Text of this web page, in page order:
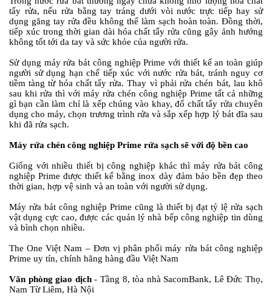
tẩy rửa, nếu rửa bằng tay tráng dưới vòi nước trực tiếp hay sử
dụng găng tay rửa đều không thể làm sạch hoàn toàn. Đồng thời,
tiếp xúc trong thời gian dài hóa chất tẩy rửa cũng gây ảnh hưởng
không tốt tới da tay và sức khỏe của người rửa.
Sử dụng máy rửa bát công nghiệp Prime với thiết kế an toàn giúp
người sử dụng hạn chế tiếp xúc với nước rửa bát, tránh nguy cơ
tiềm tàng từ hóa chất tẩy rửa. Thay vì phải rửa chén bát, lau khô
sau khi rửa thì với máy rửa chén công nghiệp Prime tất cả những
gì bạn cần làm chỉ là xếp chúng vào khay, đổ chất tẩy rửa chuyên
dụng cho máy, chọn trương trình rửa và sắp xếp hợp lý bát đĩa sau
khi đã rửa sạch.
Máy rửa chén công nghiệp Prime rửa sạch sẽ với độ bền cao
Giống với nhiều thiết bị công nghiệp khác thì máy rửa bát công
nghiệp Prime được thiết kế bằng inox dày đảm bảo bền đẹp theo
thời gian, hợp vệ sinh và an toàn với người sử dụng.
Máy rửa bát công nghiệp Prime cũng là thiết bị đạt tỷ lệ rửa sạch
vật dụng cực cao, được các quản lý nhà bếp công nghiệp tin dùng
và bình chọn nhiều.
The One Việt Nam – Đơn vị phân phối máy rửa bát công nghiệp
Prime uy tín, chính hãng hàng đầu Việt Nam
Văn phòng giao dịch- Tầng 8, tòa nhà SacomBank, Lê Đức Thọ,
Nam Từ Liêm, Hà Nội